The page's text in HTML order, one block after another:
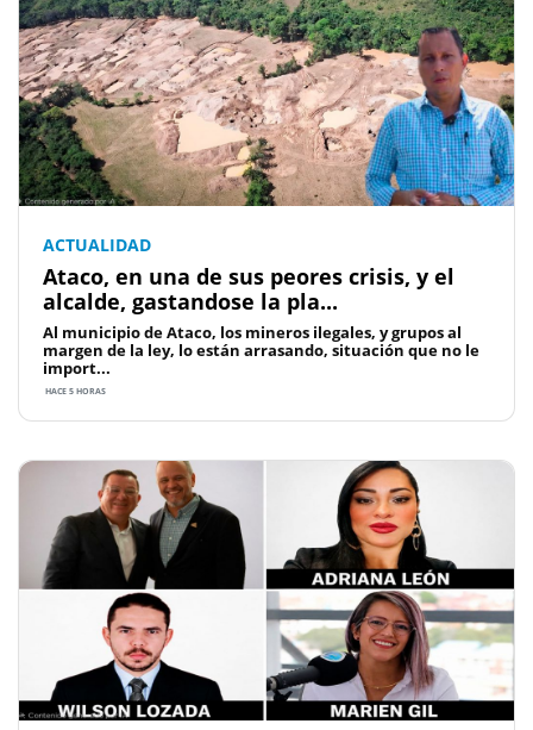
ACTUALIDAD
Ataco, en una de sus peores crisis, y el
alcalde, gastandose la pla...
Al municipio de Ataco, los mineros ilegales, y grupos al
margen de la ley, lo están arrasando, situación que no le
import...
HACE 5 HORAS